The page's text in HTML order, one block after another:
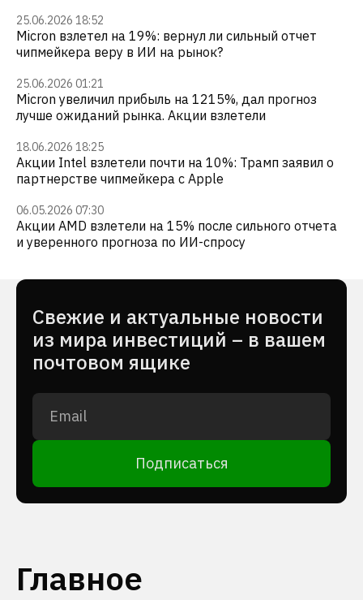
25.06.2026 18:52
Micron взлетел на 19%: вернул ли сильный отчет
чипмейкера веру в ИИ на рынок?
25.06.2026 01:21
Micron увеличил прибыль на 1215%, дал прогноз
лучше ожиданий рынка. Акции взлетели
18.06.2026 18:25
Акции Intel взлетели почти на 10%: Трамп заявил о
партнерстве чипмейкера с Apple
06.05.2026 07:30
Акции AMD взлетели на 15% после сильного отчета
и уверенного прогноза по ИИ-спросу
Cвежие и актуальные новости
из мира инвестиций – в вашем
почтовом ящике
Подписаться
Главное